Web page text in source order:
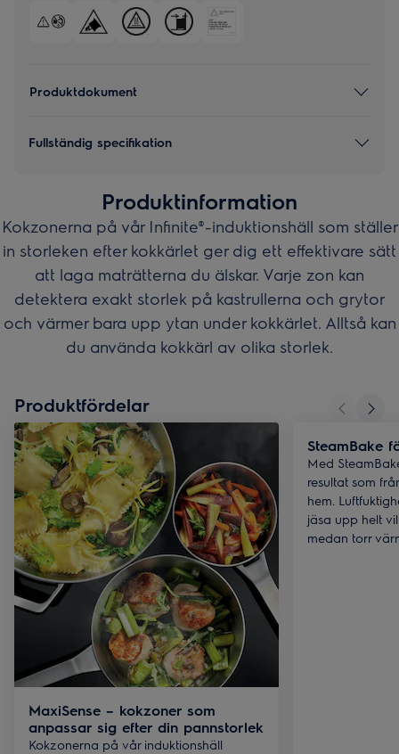
Produktdokument
Fullständig specifikation
Produktinformation
Kokzonerna på vår Infinite®-induktionshäll som ställer
in storleken efter kokkärlet ger dig ett effektivare sätt
att laga maträtterna du älskar. Varje zon kan
detektera exakt storlek på kastrullerna och grytor
och värmer bara upp ytan under kokkärlet. Alltså kan
du använda kokkärl av olika storlek.
Produktfördelar
MaxiSense – kokzoner som
anpassar sig efter din pannstorlek
Kokzonerna på vår induktionshäll
SteamBake
Med
resultat som
hem.
jäsa upp helt
medan torr